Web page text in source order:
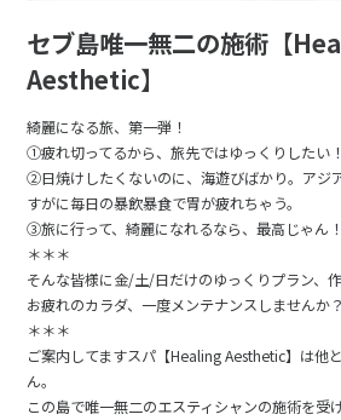
セブ島唯一無二の施術【
Aesthetic】
綺麗になる旅、第一弾！
①疲れ切ってるから、旅先ではゆっくりしたい！
②日焼けしたくないのに、海遊びばかり。アジ
すがに毎日の暴飲暴食で胃が疲れちゃう。
➂旅に行って、綺麗になれるなら、最高じゃん！
＊＊＊
そんな皆様に金/土/日だけのゆっくりプラン、
お疲れのカラダ、一度メンテナンスしませんか？
＊＊＊
ご案内してますスパ【Healing Aesthetic】は他
ん。
この島で唯一無二のエスティシャンの施術を受